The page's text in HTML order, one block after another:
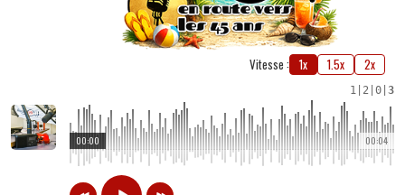
Vitesse : 1x 1.5x 2x
1 2 0 3
00:04
00:00